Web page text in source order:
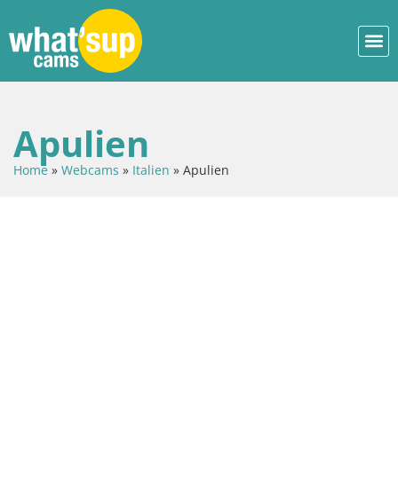
Apulien
Home » Webcams » Italien » Apulien